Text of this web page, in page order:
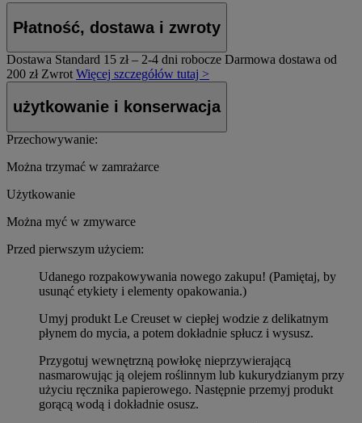
Płatność, dostawa i zwroty
Dostawa Standard 15 zł – 2-4 dni robocze Darmowa dostawa od
200 zł Zwrot Więcej szczegółów tutaj >
użytkowanie i konserwacja
Przechowywanie:
Można trzymać w zamrażarce
Użytkowanie
Można myć w zmywarce
Przed pierwszym użyciem:
Udanego rozpakowywania nowego zakupu! (Pamiętaj, by
usunąć etykiety i elementy opakowania.)
Umyj produkt Le Creuset w ciepłej wodzie z delikatnym
płynem do mycia, a potem dokładnie spłucz i wysusz.
Przygotuj wewnętrzną powłokę nieprzywierającą
nasmarowując ją olejem roślinnym lub kukurydzianym przy
użyciu ręcznika papierowego. Następnie przemyj produkt
gorącą wodą i dokładnie osusz.